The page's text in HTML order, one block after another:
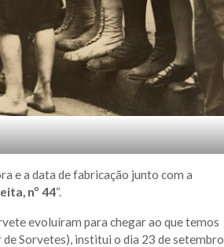
e a data de fabricação junto com a
nº 44“.
evoluíram para chegar ao que temos
Sorvetes), institui o dia 23 de setembro